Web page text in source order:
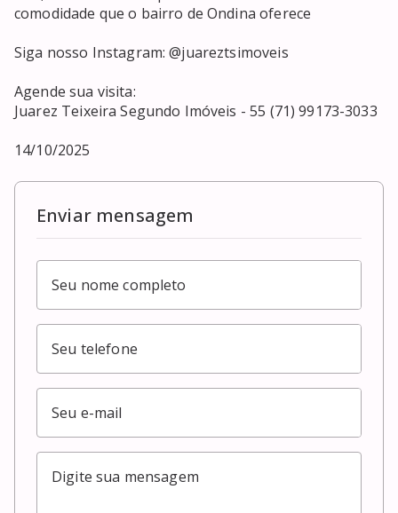
comodidade que o bairro de Ondina oferece
Siga nosso Instagram: @juareztsimoveis
Agende sua visita:
Juarez Teixeira Segundo Imóveis - 55 (71) 99173-3033
14/10/2025
Enviar mensagem